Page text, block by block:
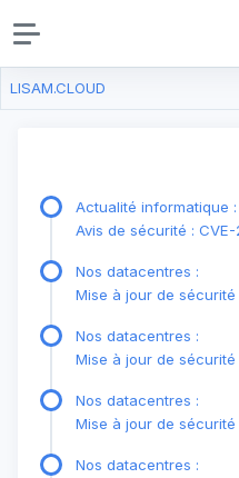
LISAM.CLOUD
Actualité informatique :
Avis de sécurité :
Nos datacentres :
Mise à jour de
Nos datacentres :
Mise à jour de
Nos datacentres :
Mise à jour de
Nos datacentres :